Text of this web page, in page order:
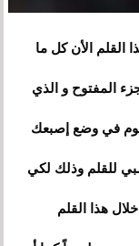
القلم الأن كل ما
المفتوح و الذي
في وضع إصبعك
للقلم وذلك لكي
هذا القلم